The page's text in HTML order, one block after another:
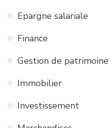
Epargne salariale
Finance
Gestion de patrimoine
Immobilier
Investissement